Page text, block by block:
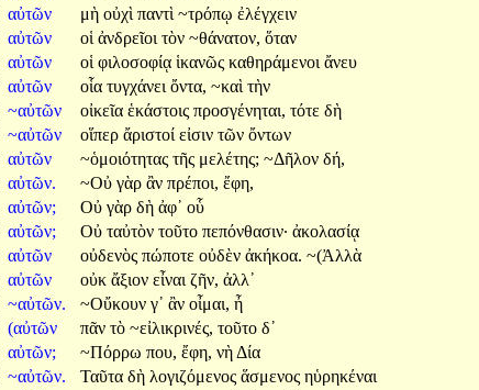
αὐτῶν μὴ οὐχὶ παντὶ ~τρόπῳ ἐλέγχειν
αὐτῶν οἱ ἀνδρεῖοι τὸν ~θάνατον, ὅταν
αὐτῶν οἱ φιλοσοφίᾳ ἱκανῶς καθηράμενοι ἄνευ
αὐτῶν οἷα τυγχάνει ὄντα, ~καὶ τὴν
~αὐτῶν οἰκεῖα ἑκάστοις προσγένηται, τότε δὴ
~αὐτῶν οἵπερ ἄριστοί εἰσιν τῶν ὄντων
αὐτῶν ~ὁμοιότητας τῆς μελέτης; ~Δῆλον δή,
αὐτῶν. ~Οὐ γὰρ ἂν πρέποι, ἔφη,
αὐτῶν; Οὐ γὰρ δὴ ἀφ᾽ οὗ
αὐτῶν; Οὐ ταὐτὸν τοῦτο πεπόνθασιν· ἀκολασίᾳ
αὐτῶν οὐδενὸς πώποτε οὐδὲν ἀκήκοα. ~(Ἀλλὰ
αὐτῶν οὐκ ἄξιον εἶναι ζῆν, ἀλλ᾽
~αὐτῶν. ~Οὔκουν γ᾽ ἂν οἶμαι, ἦ
(αὐτῶν πᾶν τὸ ~εἰλικρινές, τοῦτο δ᾽
αὐτῶν; ~Πόρρω που, ἔφη, νὴ Δία
~αὐτῶν. Ταῦτα δὴ λογιζόμενος ἅσμενος ηὑρηκέναι